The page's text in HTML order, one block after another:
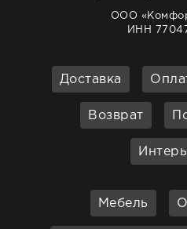
ООО
ИНН
Доставка
Возврат
Мебель